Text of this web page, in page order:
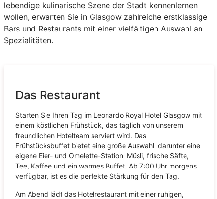
lebendige kulinarische Szene der Stadt kennenlernen
wollen, erwarten Sie in Glasgow zahlreiche erstklassige
Bars und Restaurants mit einer vielfältigen Auswahl an
Spezialitäten.
Das Restaurant
Starten Sie Ihren Tag im Leonardo Royal Hotel Glasgow mit
einem köstlichen Frühstück, das täglich von unserem
freundlichen Hotelteam serviert wird. Das
Frühstücksbuffet bietet eine große Auswahl, darunter eine
eigene Eier- und Omelette-Station, Müsli, frische Säfte,
Tee, Kaffee und ein warmes Buffet. Ab 7:00 Uhr morgens
verfügbar, ist es die perfekte Stärkung für den Tag.
Am Abend lädt das Hotelrestaurant mit einer ruhigen,